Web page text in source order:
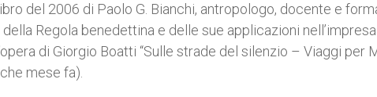
del 2006 di Paolo G. Bianchi, antropologo, docente e
Regola benedettina e delle sue applicazioni
di Giorgio Boatti “Sulle strade del silenzio – Viaggi per
mese fa).